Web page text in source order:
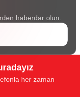
haberdar olun.
her zaman